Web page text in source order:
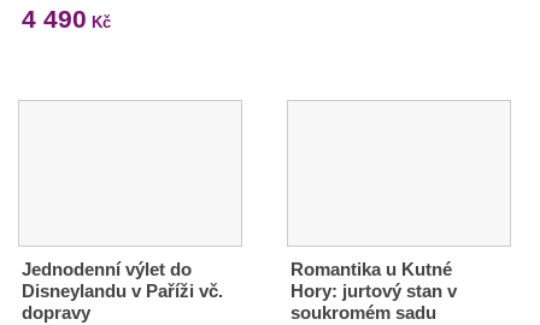
4 490 Kč
Jednodenní výlet do
Disneylandu v Paříži vč.
dopravy
Romantika u Kutné
Hory: jurtový stan v
soukromém sadu